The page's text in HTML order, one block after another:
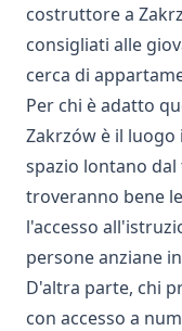
costruttore a
consigliati alle
cerca di
Per chi è adatto
Zakrzów è il
spazio lontano
troveranno bene
l'accesso
persone anziane
D'altra parte, chi
con accesso a